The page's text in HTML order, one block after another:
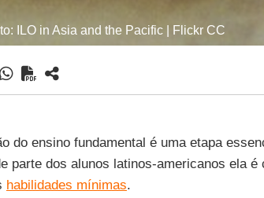
ILO in Asia and the Pacific | Flickr CC
do ensino fundamental é uma etapa
parte dos alunos latinos-americanos ela
habilidades mínimas.